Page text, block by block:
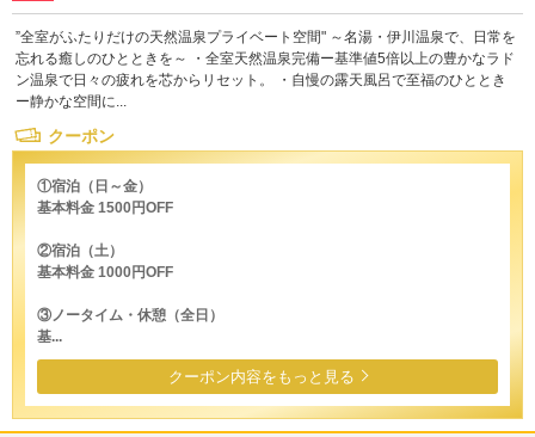
”全室がふたりだけの天然温泉プライベート空間" ～名湯・伊川温泉で、日常を
忘れる癒しのひとときを～ ・全室天然温泉完備ー基準値5倍以上の豊かなラド
ン温泉で日々の疲れを芯からリセット。 ・自慢の露天風呂で至福のひととき
ー静かな空間に...
クーポン
①宿泊（日～金）
基本料金 1500円OFF
②宿泊（土）
基本料金 1000円OFF
③ノータイム・休憩（全日）
基...
クーポン内容をもっと見る